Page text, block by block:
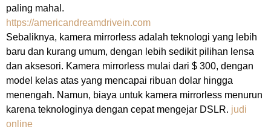
paling mahal.
https://americandreamdrivein.com
Sebaliknya, kamera mirrorless adalah teknologi yang lebih
baru dan kurang umum, dengan lebih sedikit pilihan lensa
dan aksesori. Kamera mirrorless mulai dari $ 300, dengan
model kelas atas yang mencapai ribuan dolar hingga
menengah. Namun, biaya untuk kamera mirrorless menurun
karena teknologinya dengan cepat mengejar DSLR. judi
online